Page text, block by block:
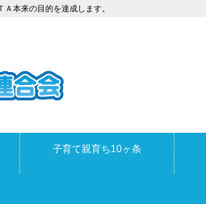
本来の目的を達成します。
子育て親育ち10ヶ条